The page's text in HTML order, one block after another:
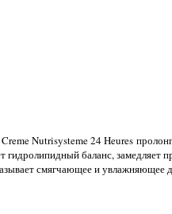
Nutrisysteme 24 Heures
баланс, замедляет
смягчающее и увлажняющее